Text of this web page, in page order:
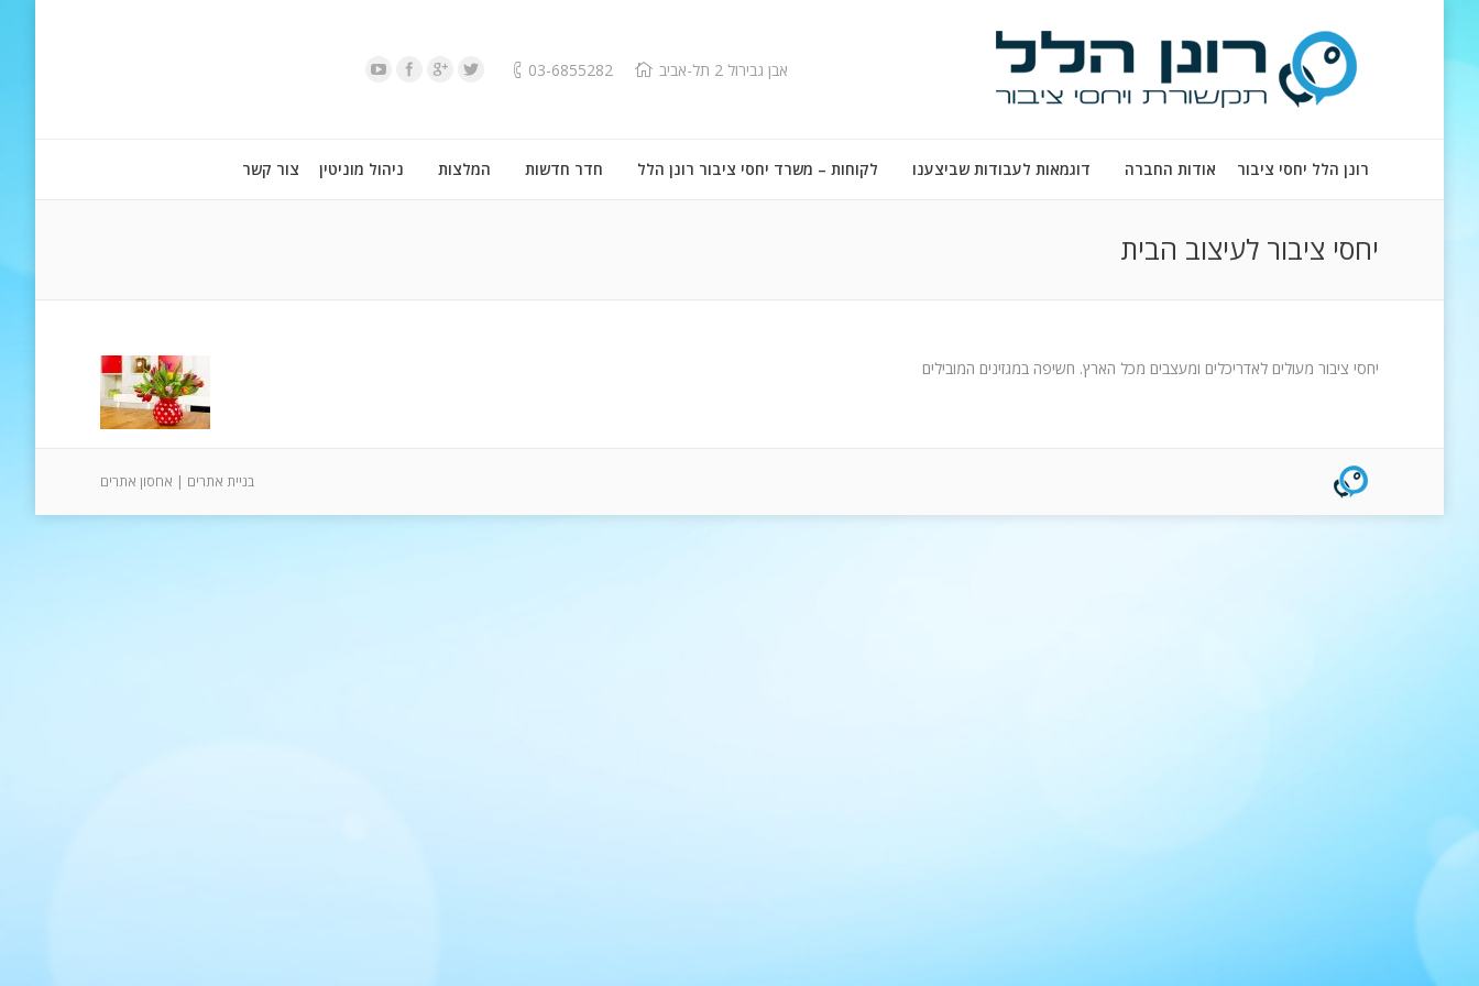
אבן גבירול 2 תל-אביב 03-6855282
רונן הלל יחסי ציבור אודות החברה דוגמאות לעבודות שביצענו לקוחות – משרד יחסי ציבור רונן הלל חדר חדשות המלצות ניהול מוניטין צור קשר
יחסי ציבור לעיצוב הבית
יחסי ציבור מעולים לאדריכלים ומעצבים מכל הארץ. חשיפה במגזינים המובילים
בניית אתרים | אחסון אתרים